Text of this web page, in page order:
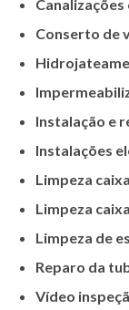
Conserto de
Instalação e
Instalações
Limpeza
Limpeza
Limpeza de
Reparo da
Vídeo